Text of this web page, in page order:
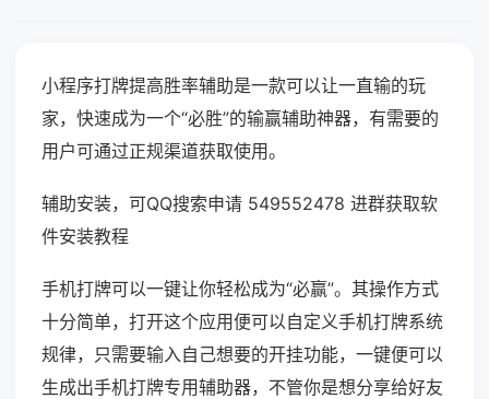
小程序打牌提高胜率辅助是一款可以让一直输的玩
家，快速成为一个“必胜”的输赢辅助神器，有需要的
用户可通过正规渠道获取使用。
辅助安装，可QQ搜索申请 549552478 进群获取软
件安装教程
手机打牌可以一键让你轻松成为“必赢”。其操作方式
十分简单，打开这个应用便可以自定义手机打牌系统
规律，只需要输入自己想要的开挂功能，一键便可以
生成出手机打牌专用辅助器，不管你是想分享给好友